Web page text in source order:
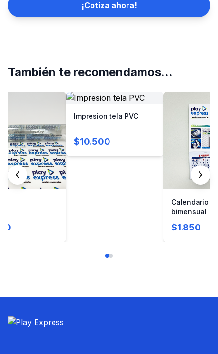
¡Cotiza ahora!
También te recomendamos...
Impresion tela PVC
$10.500
Calendario
bimensual
$1.850